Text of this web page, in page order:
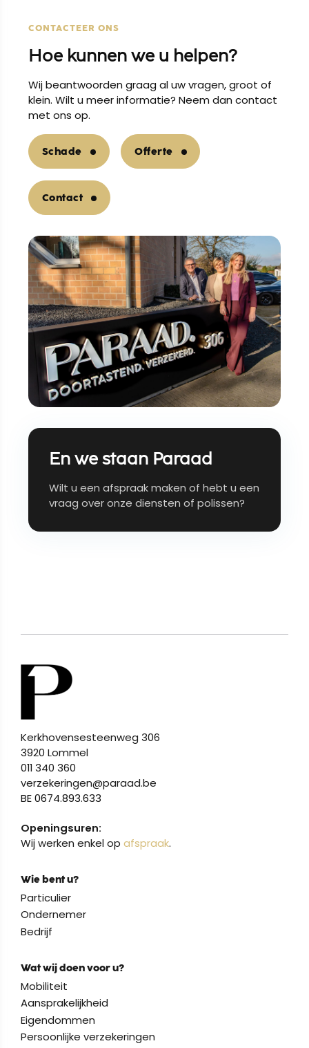
CONTACTEER ONS
Hoe kunnen we u helpen?
Wij beantwoorden graag al uw vragen, groot of
klein. Wilt u meer informatie? Neem dan contact
met ons op.
Schade Offerte
Contact
En we staan Paraad
Wilt u een afspraak maken of hebt u een
vraag over onze diensten of polissen?
Kerkhovensesteenweg 306
3920 Lommel
011 340 360
verzekeringen@paraad.be
BE 0674.893.633
Openingsuren:
Wij werken enkel op afspraak.
Wie bent u?
Particulier
Ondernemer
Bedrijf
Wat wij doen voor u?
Mobiliteit
Aansprakelijkheid
Eigendommen
Persoonlijke verzekeringen